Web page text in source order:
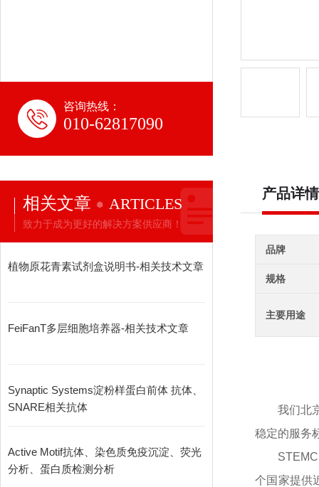
咨询热线：
010-62817090
相关文章 ARTICLES
致力于成为更好的解决方案供应商！
植物原花青素试剂盒说明书-相关技术文章
FeiFanT多层细胞培养器-相关技术文章
Synaptic Systems淀粉样蛋白前体 抗体、
SNARE相关抗体
Active Motif抗体、染色质免疫沉淀、荧光
分析、蛋白质检测分析
产品详情
品牌
规格
主要用途
我们北
稳定的服务
个国家提供